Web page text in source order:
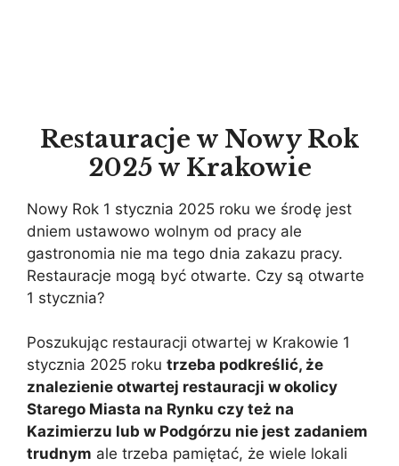
Restauracje w Nowy Rok
2025 w Krakowie
Nowy Rok 1 stycznia 2025 roku we środę jest
dniem ustawowo wolnym od pracy ale
gastronomia nie ma tego dnia zakazu pracy.
Restauracje mogą być otwarte. Czy są otwarte
1 stycznia?
Poszukując restauracji otwartej w Krakowie 1
stycznia 2025 roku trzeba podkreślić, że
znalezienie otwartej restauracji w okolicy
Starego Miasta na Rynku czy też na
Kazimierzu lub w Podgórzu nie jest zadaniem
trudnym ale trzeba pamiętać, że wiele lokali